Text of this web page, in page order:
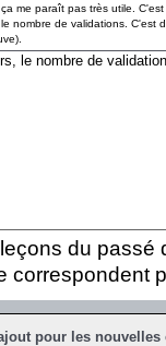
me paraît pas très utile.
nombre de validations.
le nombre de
du passé
correspondent
pour les nouvelles